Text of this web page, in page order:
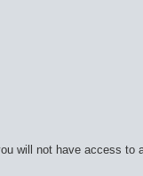
will not have access to